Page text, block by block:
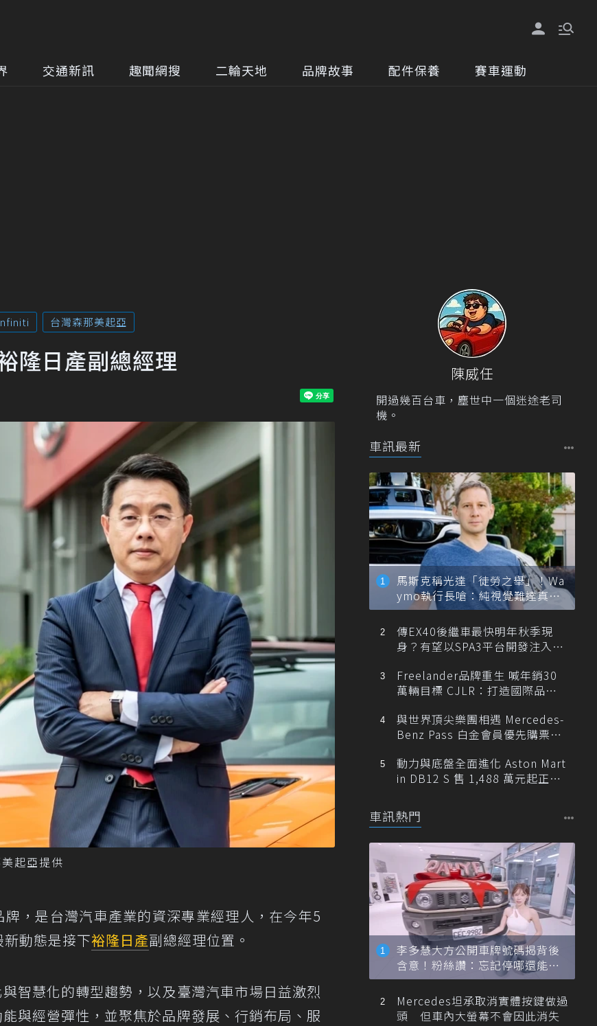
交通新訊 趣聞網搜 二輪天地 品牌故事 配件保養 賽車運動
台灣森那美起亞
隆日產副總經理
起亞提供
牌，是台灣汽車產業的資深專業經理人，在今年5
動態是接下裕隆日產副總經理位置。
智慧化的轉型趨勢，以及臺灣汽車市場日益激烈
與經營彈性，並聚焦於品牌發展、行銷布局、服
陳威任
開過幾百台車，塵世中一個迷途老司
機。
車訊最新
馬斯克稱光達「徒勞之舉」！Wa
ymo執行長嗆：純視覺難達真正
自動駕駛
傳EX40後繼車最快明年秋季現
身？有望以SPA3平台開發注入80
Freelander品牌重生 喊年銷30
萬輛目標 CJLR：打造國際品牌
與世界頂尖樂團相遇 Mercedes-
Benz Pass 白金會員優先購票維
動力與底盤全面進化 Aston Mart
in DB12 S 售 1,488 萬元起正式
車訊熱門
李多慧大方公開車牌號碼揭背後
含意！粉絲讚：忘記停哪還能幫
忙找車
Mercedes坦承取消實體按鍵做過
頭 但車內大螢幕不會因此消失